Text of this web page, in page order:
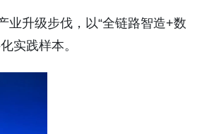
业升级步伐，以“全链路智造+数
实践样本。